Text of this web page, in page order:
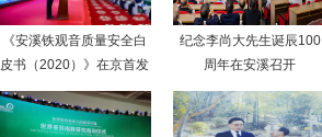
《安溪铁观音质量安全白
皮书（2020）》在京首发
纪念李尚大先生诞辰100
周年在安溪召开